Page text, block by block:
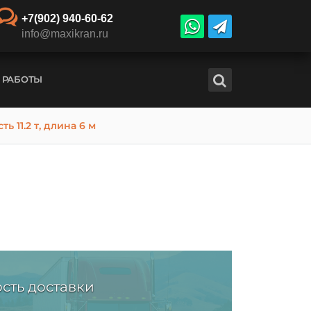
+7(902) 940-60-62
info@maxikran.ru
11.2 т, длина 6 м
доставки